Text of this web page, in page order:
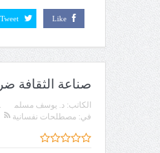
Like
Tweet
صناعة الثقافة
الكاتب: د. يوسف مسلم
في: مصطلحات نفسانية